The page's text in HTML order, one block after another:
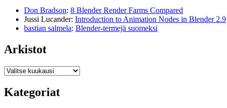
Don Bradson: 8 Blender Render Farms Compared
Jussi Lucander: Introduction to Animation Nodes in Blender 2.9
bastian salmela: Blender-termejä suomeksi
Arkistot
Arkistot
Kategoriat